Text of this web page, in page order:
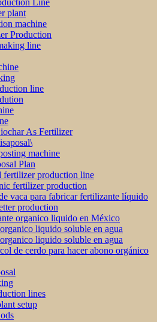
plant
machine
Production
line
line
As Fertilizer
machine
Plan
fertilizer production line
fertilizer production
vaca para fabricar fertilizante líquido
production
organico liquido en México
liquido soluble en agua
liquido soluble en agua
de cerdo para hacer abono orgánico
lines
setup